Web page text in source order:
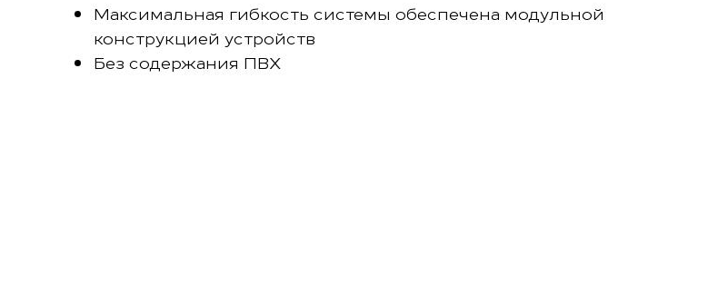
Максимальная гибкость системы обеспечена модульной
конструкцией устройств
Без содержания ПВХ